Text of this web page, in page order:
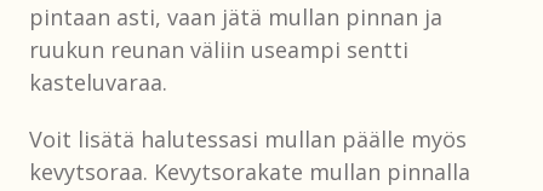
pintaan asti, vaan jätä mullan pinnan ja
ruukun reunan väliin useampi sentti
kasteluvaraa.
Voit lisätä halutessasi mullan päälle myös
kevytsoraa. Kevytsorakate mullan pinnalla